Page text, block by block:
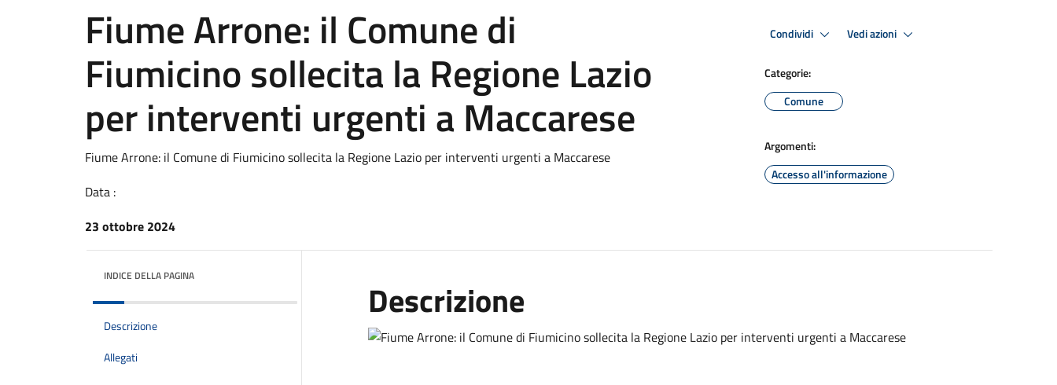
Fiume Arrone: il Comune di
Fiumicino sollecita la Regione Lazio
per interventi urgenti a Maccarese
Fiume Arrone: il Comune di Fiumicino sollecita la Regione Lazio per interventi urgenti a Maccarese
Data :
23 ottobre 2024
Condividi Vedi azioni
Categorie:
Comune
Argomenti:
Accesso all'informazione
INDICE DELLA PAGINA
Descrizione
Allegati
Descrizione